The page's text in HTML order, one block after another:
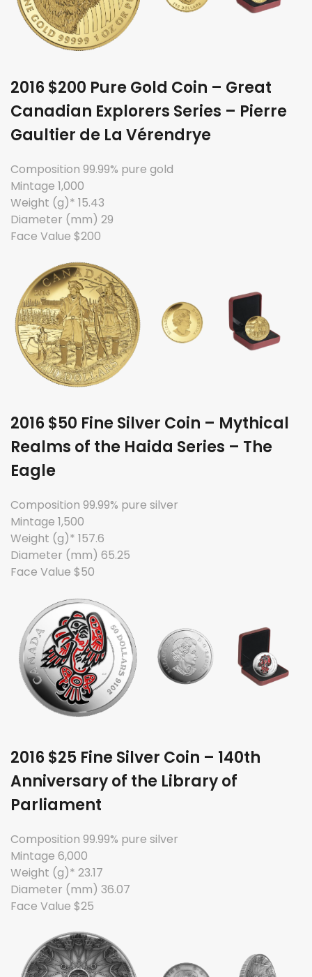
2016 $200 Pure Gold Coin – Great
Canadian Explorers Series – Pierre
Gaultier de La Vérendrye
Composition 99.99% pure gold
Mintage 1,000
Weight (g)* 15.43
Diameter (mm) 29
Face Value $200
2016 $50 Fine Silver Coin – Mythical
Realms of the Haida Series – The
Eagle
Composition 99.99% pure silver
Mintage 1,500
Weight (g)* 157.6
Diameter (mm) 65.25
Face Value $50
2016 $25 Fine Silver Coin – 140th
Anniversary of the Library of
Parliament
Composition 99.99% pure silver
Mintage 6,000
Weight (g)* 23.17
Diameter (mm) 36.07
Face Value $25